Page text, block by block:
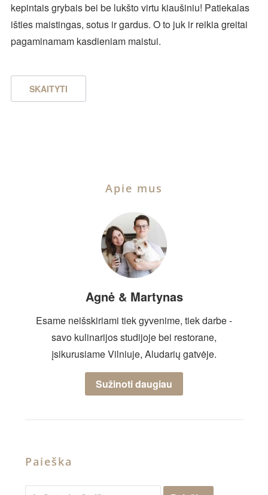
kepintais grybais bei be lukšto virtu kiaušiniu! Patiekalas
išties maistingas, sotus ir gardus. O to juk ir reikia greitai
pagaminamam kasdieniam maistui.
SKAITYTI
Apie mus
Agnė & Martynas
Esame neišskiriami tiek gyvenime, tiek darbe -
savo kulinarijos studijoje bei restorane,
įsikurusiame Vilniuje, Aludarių gatvėje.
Sužinoti daugiau
Paieška